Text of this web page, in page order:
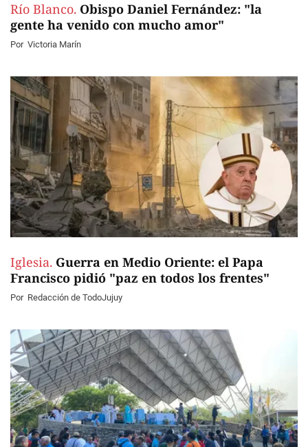
Río Blanco. Obispo Daniel Fernández: "la
gente ha venido con mucho amor"
Por Victoria Marín
Iglesia. Guerra en Medio Oriente: el Papa
Francisco pidió "paz en todos los frentes"
Por Redacción de TodoJujuy